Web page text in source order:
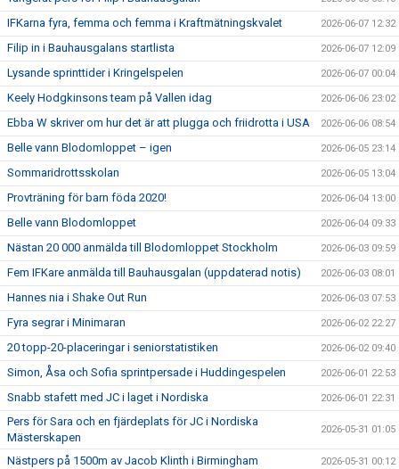
IFKarna fyra, femma och femma i Kraftmätningskvalet 2026-06-07 12:32
Filip in i Bauhausgalans startlista 2026-06-07 12:09
Lysande sprinttider i Kringelspelen 2026-06-07 00:04
Keely Hodgkinsons team på Vallen idag 2026-06-06 23:02
Ebba W skriver om hur det är att plugga och friidrotta i USA 2026-06-06 08:54
Belle vann Blodomloppet – igen 2026-06-05 23:14
Sommaridrottsskolan 2026-06-05 13:04
Provträning för barn föda 2020! 2026-06-04 13:00
Belle vann Blodomloppet 2026-06-04 09:33
Nästan 20 000 anmälda till Blodomloppet Stockholm 2026-06-03 09:59
Fem IFKare anmälda till Bauhausgalan (uppdaterad notis) 2026-06-03 08:01
Hannes nia i Shake Out Run 2026-06-03 07:53
Fyra segrar i Minimaran 2026-06-02 22:27
20 topp-20-placeringar i seniorstatistiken 2026-06-02 09:40
Simon, Åsa och Sofia sprintpersade i Huddingespelen 2026-06-01 22:53
Snabb stafett med JC i laget i Nordiska 2026-06-01 22:31
Pers för Sara och en fjärdeplats för JC i Nordiska
Mästerskapen
2026-05-31 01:05
Nästpers på 1500m av Jacob Klinth i Birmingham 2026-05-31 00:12